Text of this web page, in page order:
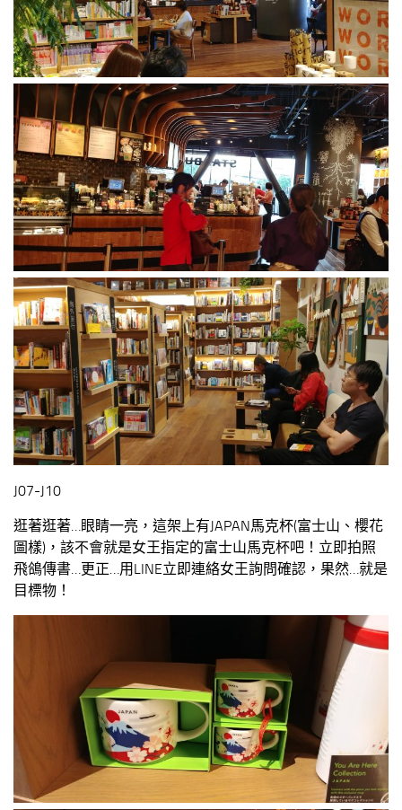
J07-J10
逛著逛著…眼睛一亮，這架上有JAPAN馬克杯(富士山、櫻花
圖樣)，該不會就是女王指定的富士山馬克杯吧！立即拍照
飛鴿傳書…更正…用LINE立即連絡女王詢問確認，果然…就是
目標物！